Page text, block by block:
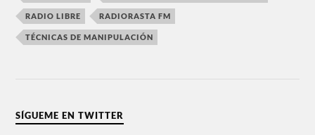
RADIO LIBRE RADIORASTA FM
TÉCNICAS DE MANIPULACIÓN
SÍGUEME EN TWITTER